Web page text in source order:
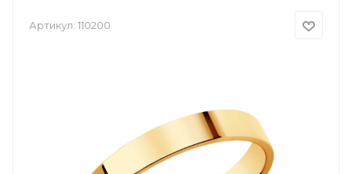
Артикул: 110200